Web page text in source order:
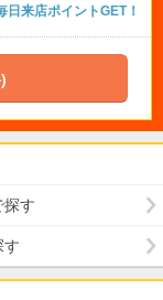
日来店ポイントGET！
探す
す